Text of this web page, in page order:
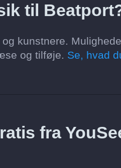
til
kunstnere.
og tilføje. Se, hvad
fra